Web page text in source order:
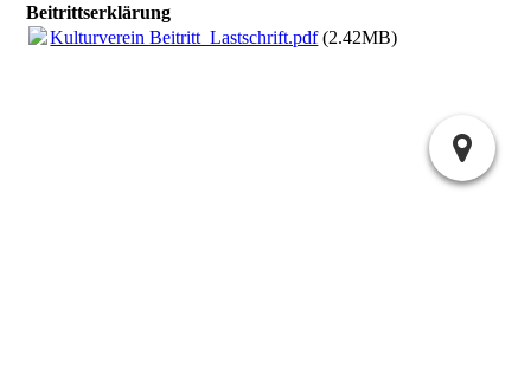
Beitrittserklärung
Kulturverein Beitritt_Lastschrift.pdf(2.42MB)